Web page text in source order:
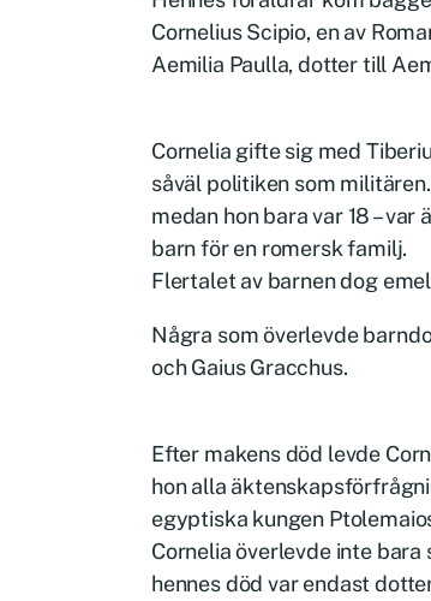
Cornelius Scipio, en av
Aemilia Paulla, dotter till
Cornelia gifte sig med
såväl politiken som
medan hon bara var 18 –
barn för en romersk familj.
Flertalet av barnen dog
Några som överlevde
och Gaius Gracchus.
Efter makens död levde
hon alla
egyptiska kungen
Cornelia överlevde inte bara
hennes död var endast